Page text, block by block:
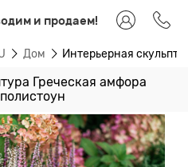
и продаем!
Дом Интерьерная
Греческая амфора